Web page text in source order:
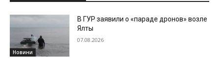
Новини
В ГУР заявили о «параде дронов» возле
Ялты
07.08.2026